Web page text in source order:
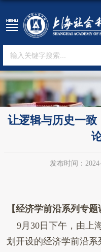
让逻辑与历史一致
发布时间：
【经济学前沿系列专题
9 月 30日下午， 由 上
划开设的经济学前沿系